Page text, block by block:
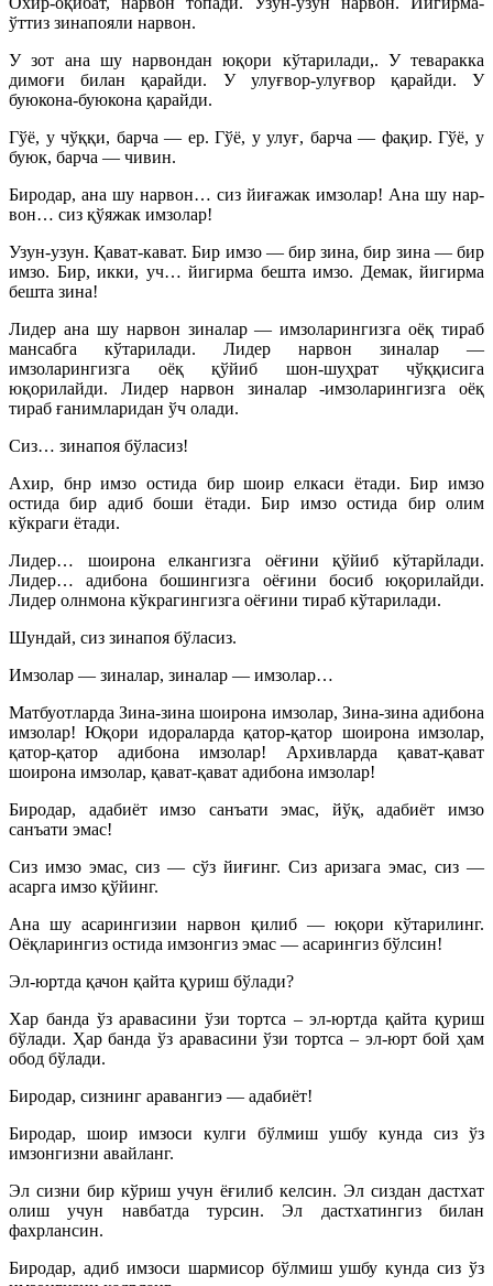
ўттиз зинапояли нарвон.
У зот ана шу нарвондан юқори кўтарилади,. У теваракка
димоғи билан қарайди. У улуғвор-улуғвор қарайди. У
буюкона-буюкона қарайди.
Гўё, у чўққи, барча — ер. Гўё, у улуғ, барча — фақир. Гўё, у
буюк, барча — чивин.
Биродар, ана шу нарвон… сиз йиғажак имзолар! Ана шу нар­
вон… сиз қўяжак имзолар!
Узун-узун. Қават-кават. Бир имзо — бир зина, бир зина — бир
имзо. Бир, икки, уч… йигирма бешта имзо. Демак, йигирма
бешта зина!
Лидер ана шу нарвон зиналар — имзоларингизга оёқ тираб
мансабга кўтарилади. Лидер нарвон зиналар —
имзоларингизга оёқ қўйиб шон-шуҳрат чўққисига
юқорилайди. Лидер нарвон зиналар -имзоларингизга оёқ
тираб ғанимларидан ўч олади.
Сиз… зинапоя бўласиз!
Ахир, бнр имзо остида бир шоир елкаси ётади. Бир имзо
остида бир адиб боши ётади. Бир имзо остида бир олим
кўкраги ётади.
Лидер… шоирона елкангизга оёғини қўйиб кўтарйлади.
Лидер… адибона бошингизга оёғини босиб юқорилайди.
Лидер олнмона кўкрагингизга оёғини тираб кўтарилади.
Шундай, сиз зинапоя бўласиз.
Имзолар — зиналар, зиналар — имзолар…
Матбуотларда Зина-зина шоирона имзолар, Зина-зина адибона
имзолар! Юқори идораларда қатор-қатор шоирона имзолар,
қатор-қатор адибона имзолар! Архивларда қават-қават
шоирона имзолар, қават-қават адибона имзолар!
Биродар, адабиёт имзо санъати эмас, йўқ, адабиёт имзо
санъати эмас!
Сиз имзо эмас, сиз — сўз йиғинг. Сиз аризага эмас, сиз —
асарга имзо қўйинг.
Ана шу асарингизии нарвон қилиб — юқори кўтарилинг.
Оёқларингиз остида имзонгиз эмас — асарингиз бўлсин!
Эл-юртда қачон қайта қуриш бўлади?
Хар банда ўз аравасини ўзи тортса – эл-юртда қайта қуриш
бўлади. Ҳар банда ўз аравасини ўзи тортса – эл-юрт бой ҳам
обод бўлади.
Биродар, сизнинг аравангиэ — адабиёт!
Биродар, шоир имзоси кулги бўлмиш ушбу кунда сиз ўз
имзонгизни авайланг.
Эл сизни бир кўриш учун ёғилиб келсин. Эл сиздан дастхат
олиш учун навбатда турсин. Эл дастхатингиз билан
фахрлансин.
Биродар, адиб имзоси шармисор бўлмиш ушбу кунда сиз ўз